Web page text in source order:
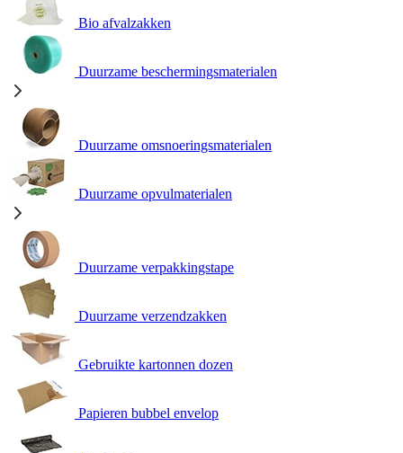
Bio afvalzakken
Duurzame beschermingsmaterialen
Duurzame omsnoeringsmaterialen
Duurzame opvulmaterialen
Duurzame verpakkingstape
Duurzame verzendzakken
Gebruikte kartonnen dozen
Papieren bubbel envelop